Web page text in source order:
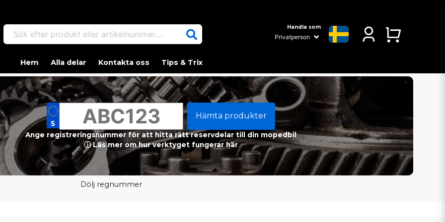
Sök efter produkt eller artikelnummer.... Handla som
Hem Alla delar Kontakta oss Tips & Trix
Hämta produkter
Ange registreringsnummer för att hitta rätt reservdelar till din mopedbil
ⓘ Läs mer om hur verktyget fungerar här
Dölj regnummer